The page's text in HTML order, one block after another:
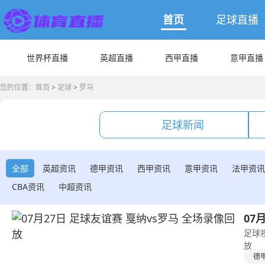
首页 足球直播
世界杯直播 英超直播 西甲直播 意甲直播
您的位置： 首页 > 足球> 罗马
足球新闻
全部 英超资讯 德甲资讯 西甲资讯 意甲资讯
法甲资讯
CBA资讯
中超资讯
07
足球
放
德